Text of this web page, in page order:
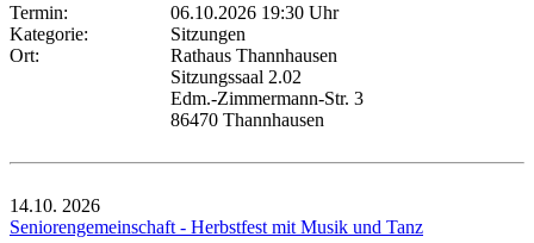
Termin:
06.10.2026 19:30 Uhr
Kategorie:
Sitzungen
Ort:
Rathaus Thannhausen
Sitzungssaal 2.02
Edm.-Zimmermann-Str. 3
86470 Thannhausen
14.10. 2026
Seniorengemeinschaft - Herbstfest mit Musik und Tanz